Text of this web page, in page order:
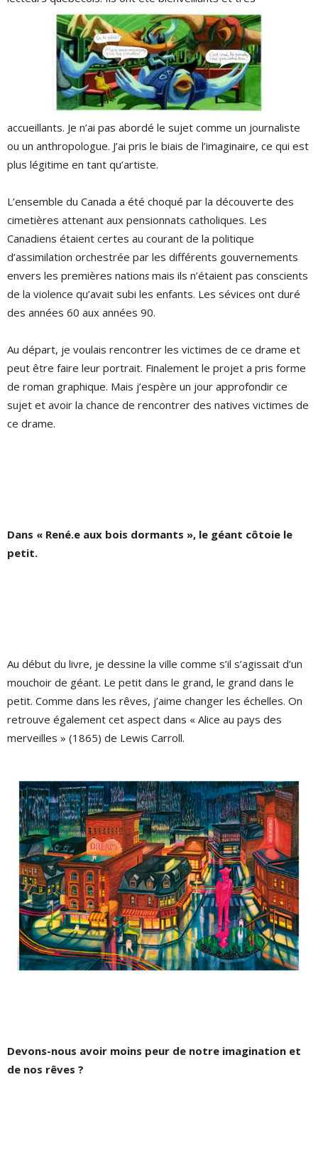
accueillants. Je n’ai pas abordé le sujet comme un journaliste
ou un anthropologue. J’ai pris le biais de l’imaginaire, ce qui est
plus légitime en tant qu’artiste.
L’ensemble du Canada a été choqué par la découverte des
cimetières attenant aux pensionnats catholiques. Les
Canadiens étaient certes au courant de la politique
d’assimilation orchestrée par les différents gouvernements
envers les premières nations mais ils n’étaient pas conscients
de la violence qu’avait subi les enfants. Les sévices ont duré
des années 60 aux années 90.
Au départ, je voulais rencontrer les victimes de ce drame et
peut être faire leur portrait. Finalement le projet a pris forme
de roman graphique. Mais j’espère un jour approfondir ce
sujet et avoir la chance de rencontrer des natives victimes de
ce drame.
Dans « René.e aux bois dormants », le géant côtoie le
petit.
Au début du livre, je dessine la ville comme s’il s’agissait d’un
mouchoir de géant. Le petit dans le grand, le grand dans le
petit. Comme dans les rêves, j’aime changer les échelles. On
retrouve également cet aspect dans « Alice au pays des
merveilles » (1865) de Lewis Carroll.
Devons-nous avoir moins peur de notre imagination et
de nos rêves ?